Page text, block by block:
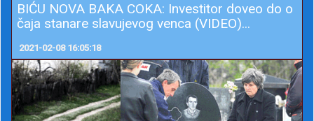
BIĆU NOVA BAKA COKA: Investitor doveo do o
čaja stanare slavujevog venca (VIDEO)...
2021-02-08 16:05:18